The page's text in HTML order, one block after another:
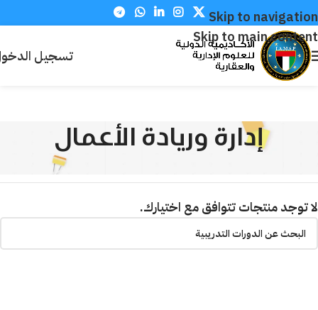
Skip to navigation
Skip to main content
تسجيل
إدارة وريادة الأعمال
لا توجد منتجات تتوافق مع اختيارك.